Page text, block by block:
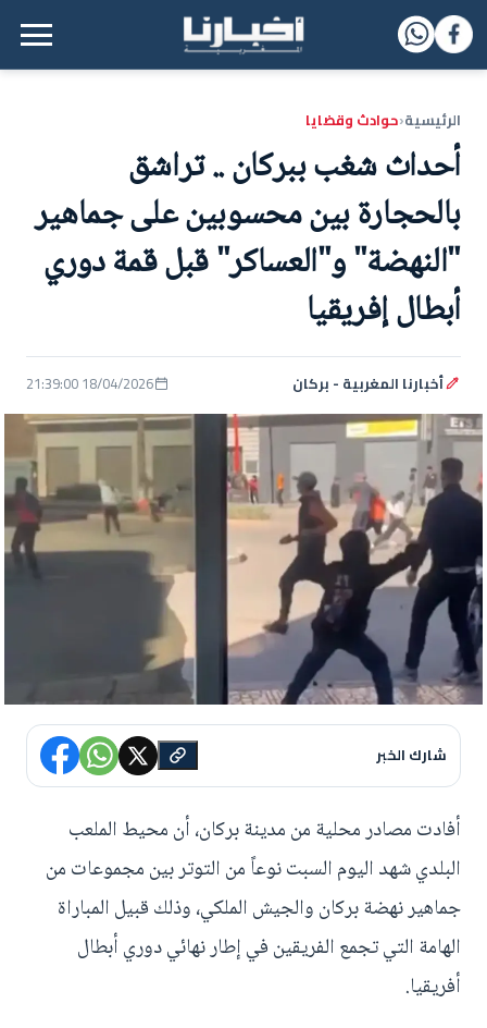
القائمة الرئيسية
الرئيسية‹حوادث وقضايا
أحداث شغب ببركان .. تراشق
بالحجارة بين محسوبين على جماهير
"النهضة" و"العساكر" قبل قمة دوري
أبطال إفريقيا
أخبارنا المغربية - بركان 18/04/2026 21:39:00
شارك الخبر
أفادت مصادر محلية من مدينة بركان، أن محيط الملعب
البلدي شهد اليوم السبت نوعاً من التوتر بين مجموعات من
جماهير نهضة بركان والجيش الملكي، وذلك قبيل المباراة
الهامة التي تجمع الفريقين في إطار نهائي دوري أبطال
أفريقيا.